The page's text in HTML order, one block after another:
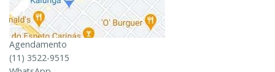
Agendamento
(11) 3522-9515